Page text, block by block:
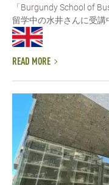
「Burgundy School of
留学中の水井さんに受講
READ MORE